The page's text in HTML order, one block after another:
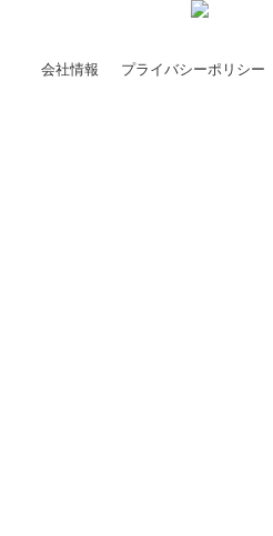
会社情報 プライバシーポリシー